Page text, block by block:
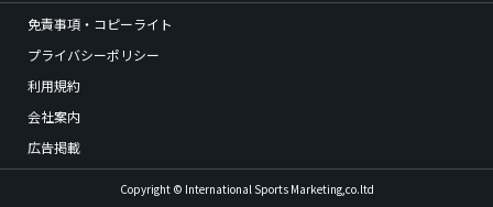
免責事項・コピーライト
プライバシーポリシー
利用規約
会社案内
広告掲載
Copyright © International Sports Marketing,co.ltd